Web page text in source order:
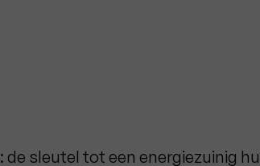
de sleutel tot een energiezuinig